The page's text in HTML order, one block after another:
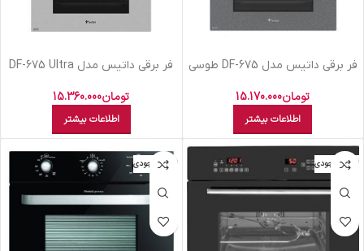
فر برقی داتیس مدل DF-675 طوسی
تومان15.170.000
اطلاعات بیشتر
فر برقی داتیس مدل DF-675 Ultra
تومان15.360.000
اطلاعات بیشتر
اتمام موجودی اتمام موجودی